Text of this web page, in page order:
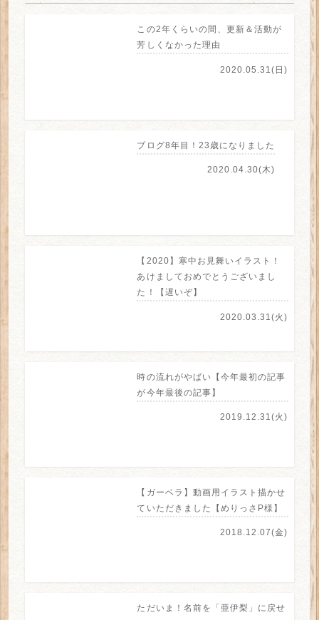
この2年くらいの間、更新＆活動が
芳しくなかった理由
2020.05.31(日)
ブログ8年目！23歳になりました
2020.04.30(木)
【2020】寒中お見舞いイラスト！
あけましておめでとうございまし
た！【遅いぞ】
2020.03.31(火)
時の流れがやばい【今年最初の記事
が今年最後の記事】
2019.12.31(火)
【ガーベラ】動画用イラスト描かせ
ていただきました【めりっさP様】
2018.12.07(金)
ただいま！名前を「亜伊梨」に戻せ